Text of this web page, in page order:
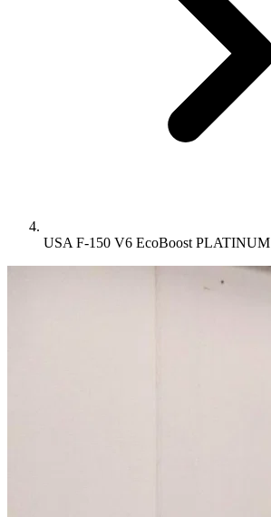
USA F-150 V6 EcoBoost PLATINUM